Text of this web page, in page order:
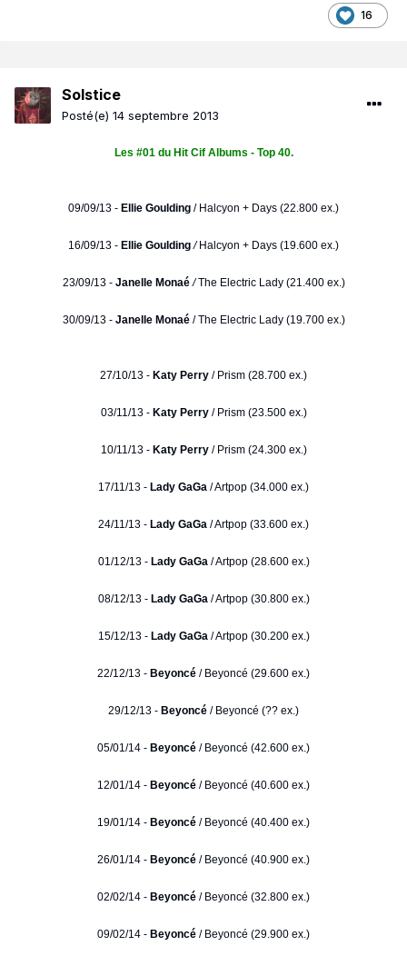
16
Solstice
Posté(e) 14 septembre 2013
Les #01 du Hit Cif Albums - Top 40.
09/09/13 - Ellie Goulding / Halcyon + Days (22.800 ex.)
16/09/13 - Ellie Goulding /Halcyon + Days (19.600 ex.)
23/09/13 - Janelle Monaé /The Electric Lady (21.400 ex.)
30/09/13 - Janelle Monaé/ The Electric Lady (19.700 ex.)
27/10/13 - Katy Perry / Prism (28.700 ex.)
03/11/13 - Katy Perry/ Prism (23.500 ex.)
10/11/13 - Katy Perry/ Prism (24.300 ex.)
17/11/13 - Lady GaGa / Artpop (34.000 ex.)
24/11/13 - Lady GaGa / Artpop (33.600 ex.)
01/12/13 - Lady GaGa/ Artpop (28.600 ex.)
08/12/13 - Lady GaGa/ Artpop (30.800 ex.)
15/12/13 - Lady GaGa/ Artpop (30.200 ex.)
22/12/13 - Beyoncé / Beyoncé (29.600 ex.)
29/12/13 - Beyoncé / Beyoncé (?? ex.)
05/01/14 - Beyoncé / Beyoncé (42.600 ex.)
12/01/14 - Beyoncé / Beyoncé (40.600 ex.)
19/01/14 - Beyoncé / Beyoncé (40.400 ex.)
26/01/14 - Beyoncé / Beyoncé (40.900 ex.)
02/02/14 - Beyoncé / Beyoncé (32.800 ex.)
09/02/14 - Beyoncé / Beyoncé (29.900 ex.)